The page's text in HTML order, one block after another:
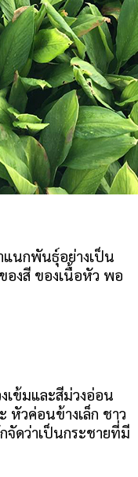
แนกพันธุ์อย่างเป็น
งสี ของเนื้อหัว พอ
ข้มและสีม่วงอ่อน
วค่อนข้างเล็ก ชาว
จัดว่าเป็นกระชายที่มี